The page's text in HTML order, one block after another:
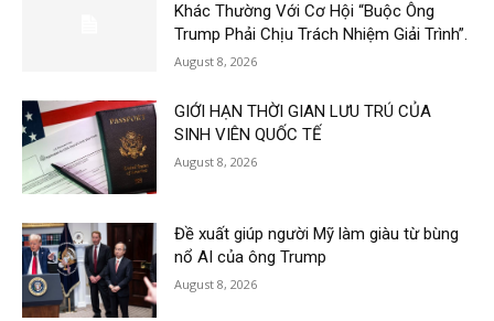
Khác Thường Với Cơ Hội “Buộc Ông
Trump Phải Chịu Trách Nhiệm Giải Trình”.
August 8, 2026
GIỚI HẠN THỜI GIAN LƯU TRÚ CỦA
SINH VIÊN QUỐC TẾ
August 8, 2026
Đề xuất giúp người Mỹ làm giàu từ bùng
nổ AI của ông Trump
August 8, 2026